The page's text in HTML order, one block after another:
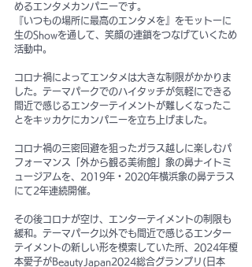
めるエンタメカンパニーです。
『いつもの場所に最高のエンタメを』をモットーに
生のShowを通して、笑顔の連鎖をつなげていくため
活動中。
コロナ禍によってエンタメは大きな制限がかかりま
した。テーマパークでのハイタッチが気軽にできる
間近で感じるエンターテイメントが難しくなったこ
とをキッカケにカンパニーを立ち上げました。
コロナ禍の三密回避を狙ったガラス越しに楽しむパ
フォーマンス「外から観る美術館」象の鼻ナイトミ
ュージアムを、2019年・2020年横浜象の鼻テラス
にて2年連続開催。
その後コロナが空け、エンターテイメントの制限も
緩和。テーマパーク以外でも間近で感じるエンター
テイメントの新しい形を模索していた所、2024年榎
本愛子がBeautyJapan2024総合グランプリ(日本